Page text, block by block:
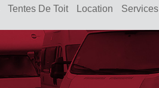
Tentes De Toit Location Services